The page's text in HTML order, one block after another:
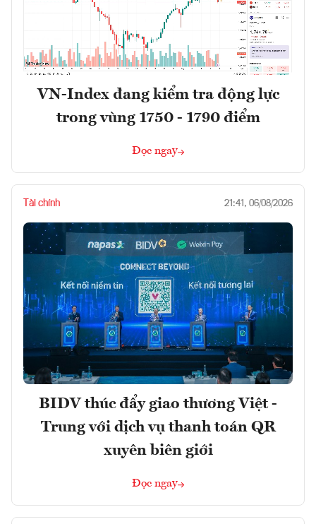
VN-Index đang kiểm tra động lực
trong vùng 1750 - 1790 điểm
Đọc ngay
Tài chính 21:41, 06/08/2026
BIDV thúc đẩy giao thương Việt -
Trung với dịch vụ thanh toán QR
xuyên biên giới
Đọc ngay